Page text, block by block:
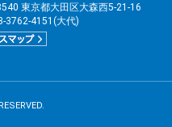
東京都大田区大森西5-21-16
3762-4151(大代)